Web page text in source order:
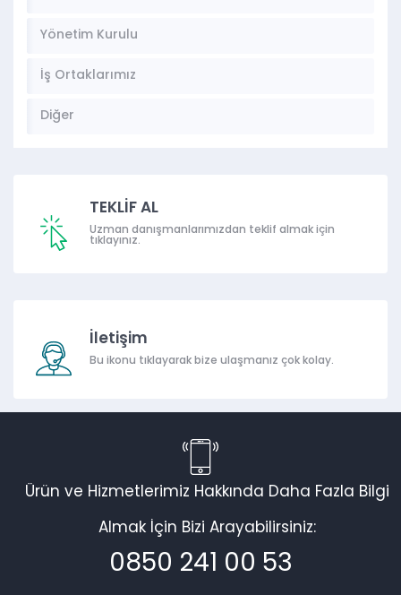
Yönetim Kurulu
İş Ortaklarımız
Diğer
TEKLİF AL
Uzman danışmanlarımızdan teklif almak için
tıklayınız.
İletişim
Bu ikonu tıklayarak bize ulaşmanız çok kolay.
Ürün ve Hizmetlerimiz Hakkında Daha Fazla Bilgi
Almak İçin Bizi Arayabilirsiniz:
0850 241 00 53